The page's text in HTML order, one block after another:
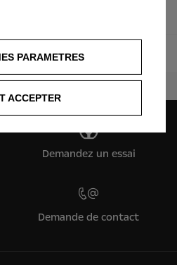
Demandez un essai
Demande de contact
PARAMETRES
ACCEPTER